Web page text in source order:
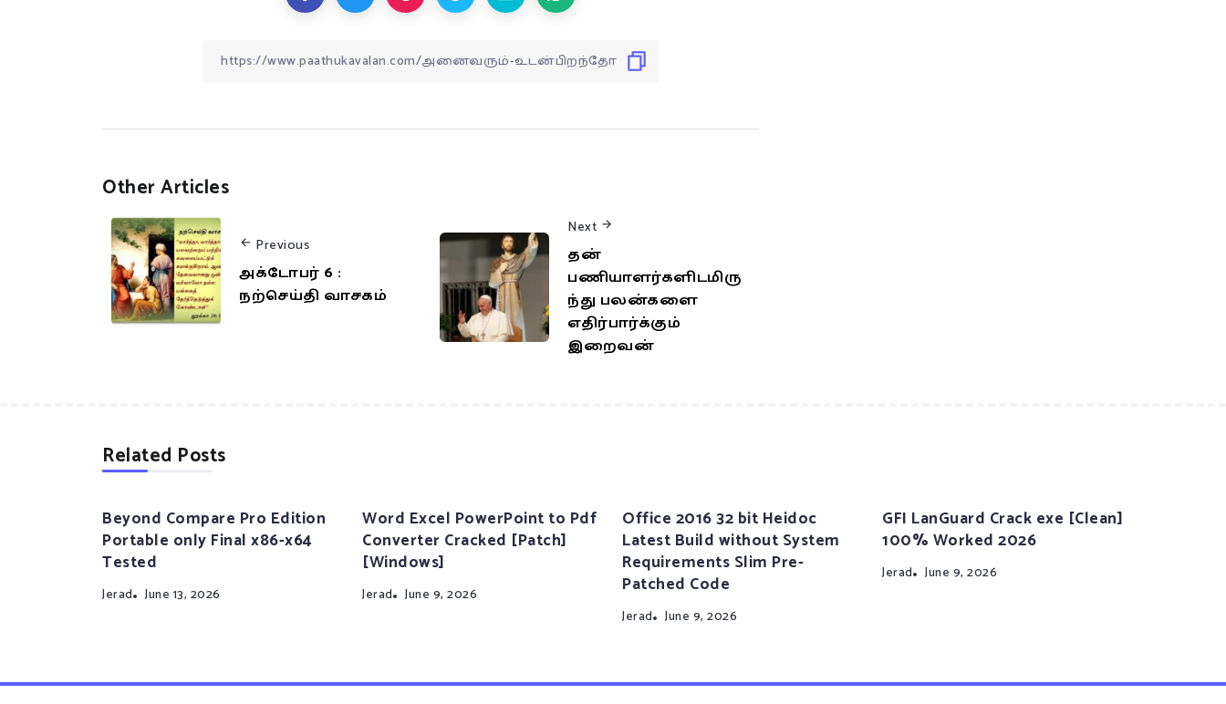
Other Articles
Previous
அக்டோபர் 6 :
நற்செய்தி வாசகம்
Next
தன்
பணியாளர்களிடமிரு
ந்து பலன்களை
எதிர்பார்க்கும்
இறைவன்
Related Posts
Beyond Compare Pro Edition
Portable only Final x86-x64
Tested
Jerad June 13, 2026
Word Excel PowerPoint to Pdf
Converter Cracked [Patch]
[Windows]
Jerad June 9, 2026
Office 2016 32 bit Heidoc
Latest Build without System
Requirements Slim Pre-
Patched Code
Jerad June 9, 2026
GFI LanGuard Crack exe [Clean]
100% Worked 2026
Jerad June 9, 2026